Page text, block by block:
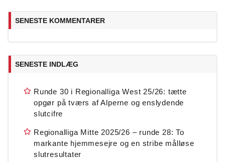
SENESTE KOMMENTARER
SENESTE INDLÆG
Runde 30 i Regionalliga West 25/26: tætte
opgør på tværs af Alperne og enslydende
slutcifre
Regionalliga Mitte 2025/26 – runde 28: To
markante hjemmesejre og en stribe målløse
slutresultater